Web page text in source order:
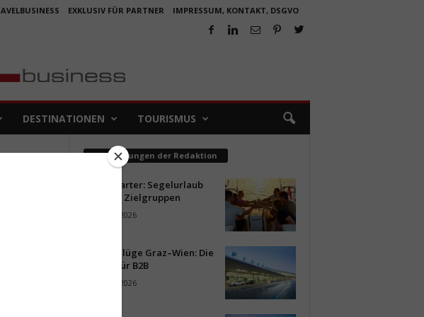
EXKLUSIV FÜR PARTNER IMPRESSUM, KONTAKT, DSGVO
DESTINATIONEN TOURISMUS
Empfehlungen der Redaktion
Kojencharter: Segelurlaub
für neue Zielgruppen
5. August 2026
Aus für Flüge Graz–Wien: Die
Folgen für B2B
4. August 2026